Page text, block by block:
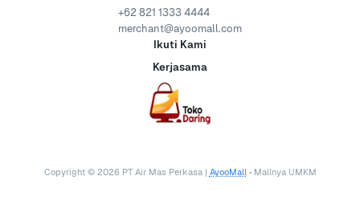
+62 821 1333 4444
merchant@ayoomall.com
Ikuti Kami
Kerjasama
Copyright © 2026 PT Air Mas Perkasa | AyooMall • Mallnya UMKM